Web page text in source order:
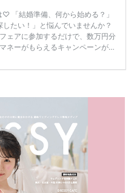
「結婚準備、何から始める？」
したい！」と悩んでいませんか？
ェアに参加するだけで、数万円分
ネーがもらえるキャンペーンがあ
ぶと損をしてしまうことも……。
件・応募方法・注意点 「どこが
コレの特典は？」といった疑問も
は診断で候補を絞れる「ウェディ
か、体験型 […]
続きを読む